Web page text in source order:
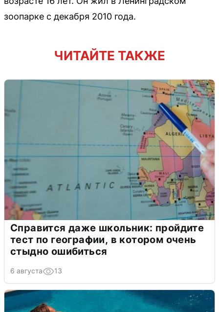
зоопарке с декабря 2010 года.
ЧИТАЙТЕ ТАКЖЕ
Справится даже школьник: пройдите
тест по географии, в котором очень
стыдно ошибиться
6 августа 13